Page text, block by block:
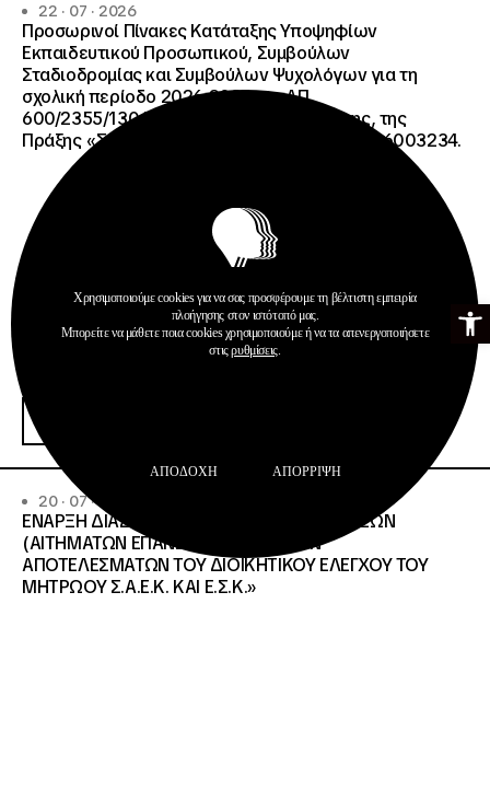
Ανοίξτε
22 · 07 · 2026
Προσωρινοί Πίνακες Κατάταξης Υποψηφίων
Εκπαιδευτικού Προσωπικού, Συμβούλων
Σταδιοδρομίας και Συμβούλων Ψυχολόγων για τη
σχολική περίοδο 2026-2027 της ΑΠ
600/2355/13042/08-05-2026 πρόσκλησης, της
Πράξης «Σχολεία Δεύτερης Ευκαιρίας», ΟΠΣ 6003234.
20 · 07 · 2026
ΕΝΑΡΞΗ ΔΙΑΔΙΚΑΣΙΑΣ ΥΠΟΒΟΛΗΣ ΕΝΣΤΑΣΕΩΝ
(ΑΙΤΗΜΑΤΩΝ ΕΠΑΝΕΛΕΓΧΟΥ) ΕΠΙ ΤΩΝ
ΑΠΟΤΕΛΕΣΜΑΤΩΝ ΤΟΥ ΔΙΟΙΚΗΤΙΚΟΥ ΕΛΕΓΧΟΥ ΤΟΥ
ΜΗΤΡΩΟΥ Σ.Α.Ε.Κ. ΚΑΙ Ε.Σ.Κ.»
Χρησιμοποιούμε cookies για να σας προσφέρουμε τη βέλτιστη εμπειρία
πλοήγησης στον ιστότοπό μας.
Μπορείτε να μάθετε ποια cookies χρησιμοποιούμε ή να τα απενεργοποιήσετε
στιςρυθμίσεις.
ΑΠΟΔΟΧΉ ΑΠΌΡΡΙΨΗ